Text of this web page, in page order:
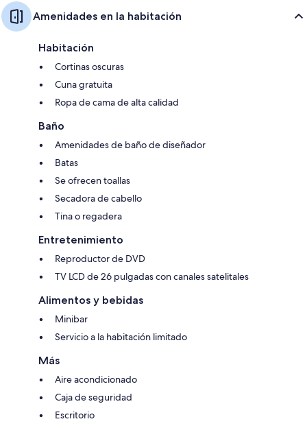
Amenidades en la habitación
Habitación
Cortinas oscuras
Cuna gratuita
Ropa de cama de alta calidad
Baño
Amenidades de baño de diseñador
Batas
Se ofrecen toallas
Secadora de cabello
Tina o regadera
Entretenimiento
Reproductor de DVD
TV LCD de 26 pulgadas con canales satelitales
Alimentos y bebidas
Minibar
Servicio a la habitación limitado
Más
Aire acondicionado
Caja de seguridad
Escritorio